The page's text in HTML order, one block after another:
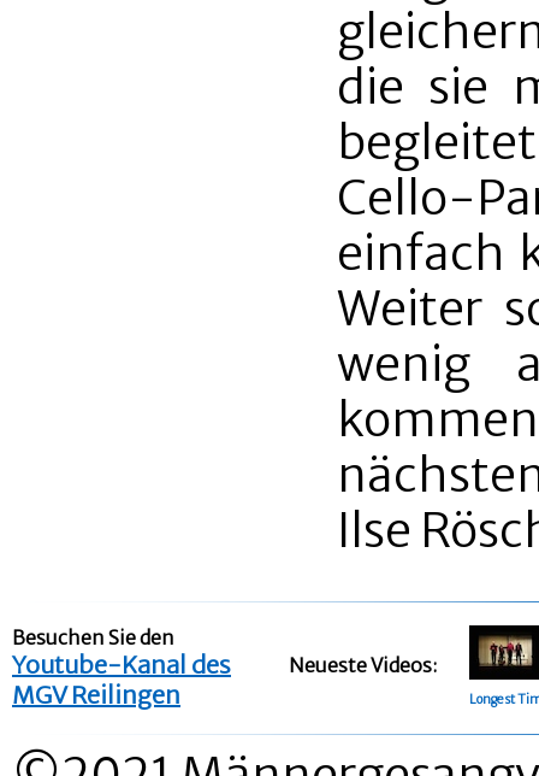
die sie
Cello-
einfach
Weiter
wenig
Ilse
Besuchen Sie den
Youtube-Kanal des
MGV Reilingen
Neueste Videos:
Longest